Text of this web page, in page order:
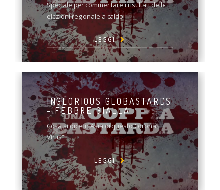
Speciale per commentare i risultati delle
elezioni regionale a caldo
LEGGI
INGLORIOUS GLOBASTARDS
- FEBBRE GIALLA
Cosa si dice in Asia di questo Corona
Virus?
LEGGI